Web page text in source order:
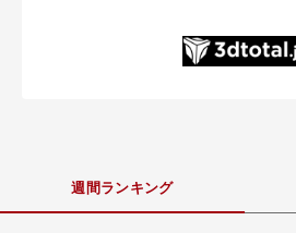
週間ランキング